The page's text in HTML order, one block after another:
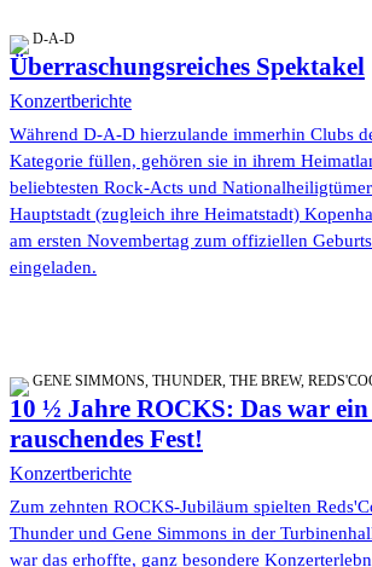
D-A-D
Überraschungsreiches Spektakel
Konzertberichte
Während D-A-D hierzulande immerhin Clubs
Kategorie füllen, gehören sie in ihrem
beliebtesten Rock-Acts und
Hauptstadt (zugleich ihre Heimatstadt)
am ersten Novembertag zum offiziellen
eingeladen.
GENE SIMMONS, THUNDER, THE BREW,
10 ½ Jahre ROCKS: Das war ein
rauschendes Fest!
Konzertberichte
Zum zehnten ROCKS-Jubiläum spielten
Thunder und Gene Simmons in der
war das erhoffte, ganz besondere